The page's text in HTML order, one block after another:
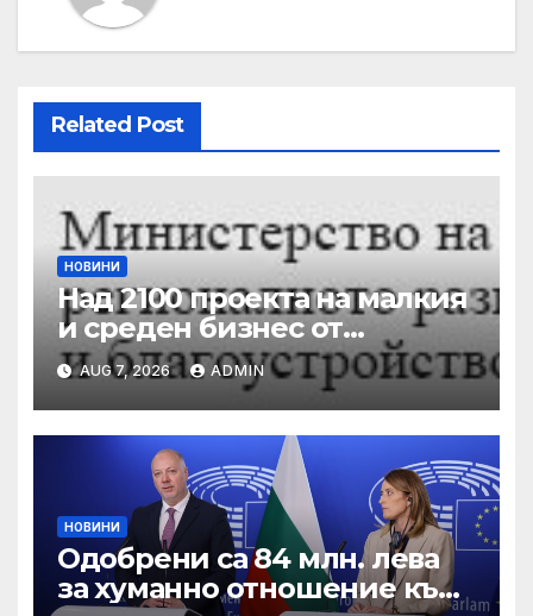
Related Post
НОВИНИ
Над 2100 проекта на малкия
и среден бизнес от
въглищните региони се
състезават за 250 млн. лв. от
Програма „Развитие на
регионите“ 2021-2027 г.
AUG 7, 2026 ADMIN
НОВИНИ
Одобрени са 84 млн. лева
за хуманно отношение към